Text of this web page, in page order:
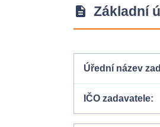
description Základní
Úřední název
IČO zadavatele